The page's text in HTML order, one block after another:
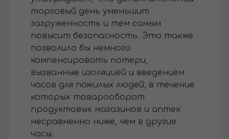
торговый день уменьшит
загруженность и тем самым
повысит безопасность. Это также
позволило бы немного
компенсировать потери,
вызванные изоляцией и введением
часов для пожилых людей, в течение
которых товарооборот
продуктовых магазинов и аптек
несравненно ниже, чем в другие
часы.